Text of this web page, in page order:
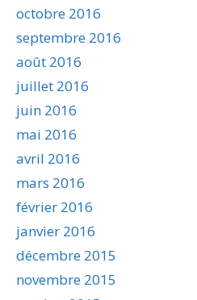
octobre 2016
septembre 2016
août 2016
juillet 2016
juin 2016
mai 2016
avril 2016
mars 2016
février 2016
janvier 2016
décembre 2015
novembre 2015